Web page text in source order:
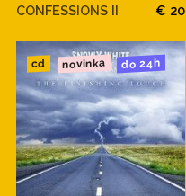
CONFESSIONS II € 20
cd novinka do 24h